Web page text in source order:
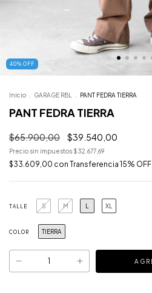
40% OFF
Inicio GARAGE RBL PANT FEDRA TIERRA
PANT FEDRA TIERRA
$65.900,00 $39.540,00
Precio sin impuestos $32.677,69
$33.609,00 con Transferencia 15% OFF
TALLE S M L XL
COLOR TIERRA